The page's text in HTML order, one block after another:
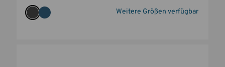
Weitere Größen verfügbar